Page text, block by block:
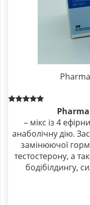
out of 5
– мікс із 4
анаболічну дію.
замінюючої
тестостерону, а
бодібілдингу,